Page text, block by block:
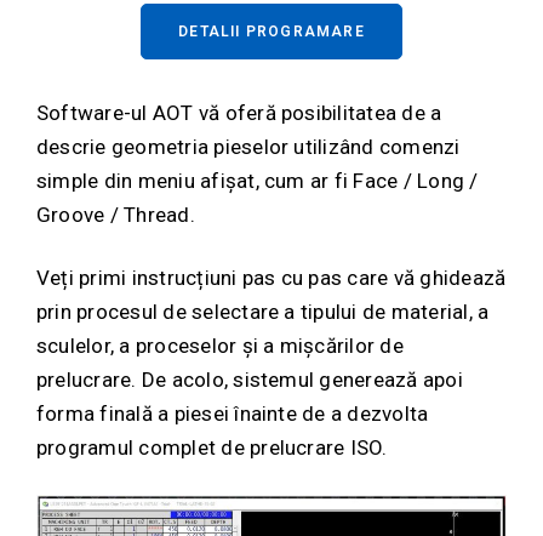
DETALII PROGRAMARE
Software-ul AOT vă oferă posibilitatea de a
descrie geometria pieselor utilizând comenzi
simple din meniu afișat, cum ar fi Face / Long /
Groove / Thread.
Veți primi instrucțiuni pas cu pas care vă ghidează
prin procesul de selectare a tipului de material, a
sculelor, a proceselor și a mișcărilor de
prelucrare. De acolo, sistemul generează apoi
forma finală a piesei înainte de a dezvolta
programul complet de prelucrare ISO.